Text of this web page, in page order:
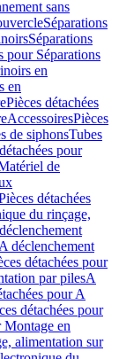
sans
Séparations
Séparations
pour Séparations
en
en
Pièces détachées
AccessoiresPièces
de siphonsTubes
pour
de
détachées
du rinçage,
déclenchement
détachées pour
par pilesA
pour A
détachées pour
Montage en
alimentation sur